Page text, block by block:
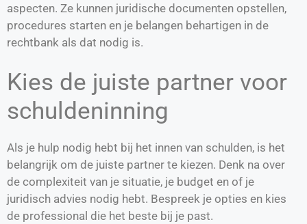
aspecten. Ze kunnen juridische documenten opstellen,
procedures starten en je belangen behartigen in de
rechtbank als dat nodig is.
Kies de juiste partner voor
schuldeninning
Als je hulp nodig hebt bij het innen van schulden, is het
belangrijk om de juiste partner te kiezen. Denk na over
de complexiteit van je situatie, je budget en of je
juridisch advies nodig hebt. Bespreek je opties en kies
de professional die het beste bij je past.